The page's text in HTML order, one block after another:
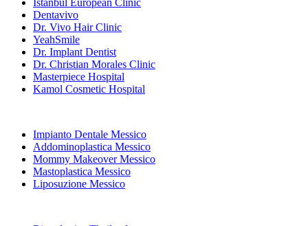
Dentavivo
Dr. Vivo Hair Clinic
YeahSmile
Dr. Implant Dentist
Dr. Christian Morales Clinic
Masterpiece Hospital
Kamol Cosmetic Hospital
Impianto Dentale Messico
Addominoplastica Messico
Mommy Makeover Messico
Mastoplastica Messico
Liposuzione Messico